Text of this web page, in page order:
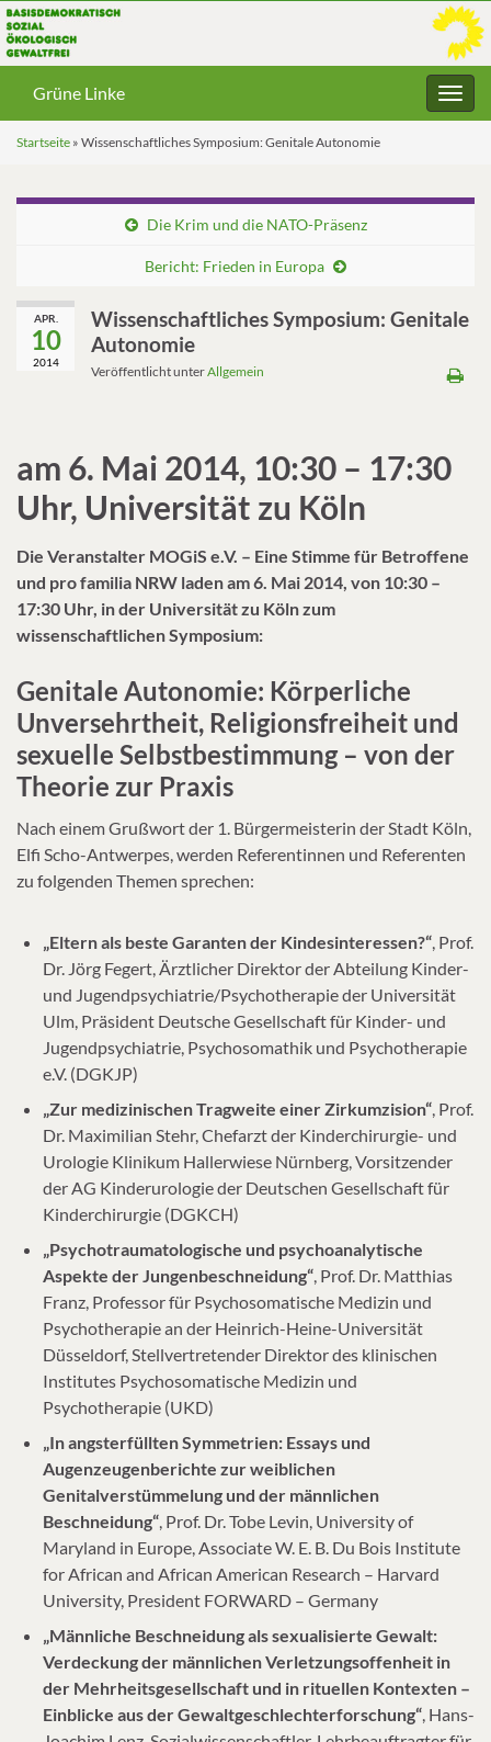
Grüne Linke
Startseite » Wissenschaftliches Symposium: Genitale Autonomie
Die Krim und die NATO-Präsenz
Bericht: Frieden in Europa
APR.
10
2014
Wissenschaftliches Symposium: Genitale
Autonomie
Veröffentlicht unterAllgemein
am 6. Mai 2014, 10:30 – 17:30
Uhr, Universität zu Köln
Die Veranstalter MOGiS e.V. – Eine Stimme für Betroffene
und pro familia NRW laden am 6. Mai 2014, von 10:30 –
17:30 Uhr, in der Universität zu Köln zum
wissenschaftlichen Symposium:
Genitale Autonomie: Körperliche
Unversehrtheit, Religionsfreiheit und
sexuelle Selbstbestimmung – von der
Theorie zur Praxis
Nach einem Grußwort der 1. Bürgermeisterin der Stadt Köln,
Elfi Scho-Antwerpes, werden Referentinnen und Referenten
zu folgenden Themen sprechen:
„Eltern als beste Garanten der Kindesinteressen?“, Prof.
Dr. Jörg Fegert, Ärztlicher Direktor der Abteilung Kinder-
und Jugendpsychiatrie/Psychotherapie der Universität
Ulm, Präsident Deutsche Gesellschaft für Kinder- und
Jugendpsychiatrie, Psychosomathik und Psychotherapie
e.V. (DGKJP)
„Zur medizinischen Tragweite einer Zirkumzision“, Prof.
Dr. Maximilian Stehr, Chefarzt der Kinderchirurgie- und
Urologie Klinikum Hallerwiese Nürnberg, Vorsitzender
der AG Kinderurologie der Deutschen Gesellschaft für
Kinderchirurgie (DGKCH)
„Psychotraumatologische und psychoanalytische
Aspekte der Jungenbeschneidung“, Prof. Dr. Matthias
Franz, Professor für Psychosomatische Medizin und
Psychotherapie an der Heinrich-Heine-Universität
Düsseldorf, Stellvertretender Direktor des klinischen
Institutes Psychosomatische Medizin und
Psychotherapie (UKD)
„In angsterfüllten Symmetrien: Essays und
Augenzeugenberichte zur weiblichen
Genitalverstümmelung und der männlichen
Beschneidung“, Prof. Dr. Tobe Levin, University of
Maryland in Europe, Associate W. E. B. Du Bois Institute
for African and African American Research – Harvard
University, President FORWARD – Germany
„Männliche Beschneidung als sexualisierte Gewalt:
Verdeckung der männlichen Verletzungsoffenheit in
der Mehrheitsgesellschaft und in rituellen Kontexten –
Einblicke aus der Gewaltgeschlechterforschung“, Hans-